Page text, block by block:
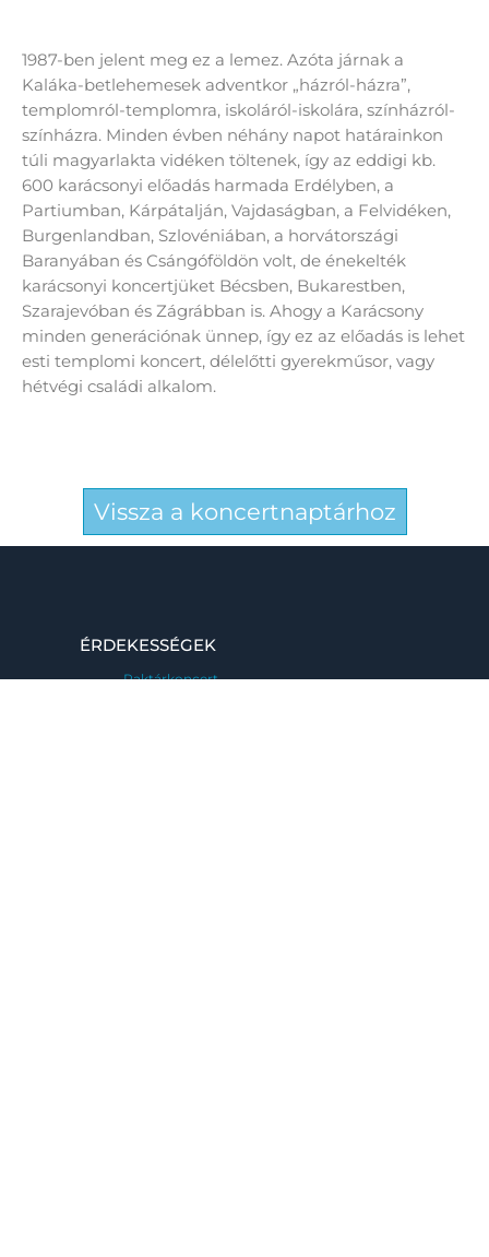
1987-ben jelent meg ez a lemez. Azóta járnak a
Kaláka-betlehemesek adventkor „házról-házra”,
templomról-templomra, iskoláról-iskolára, színházról-
színházra. Minden évben néhány napot határainkon
túli magyarlakta vidéken töltenek, így az eddigi kb.
600 karácsonyi előadás harmada Erdélyben, a
Partiumban, Kárpátalján, Vajdaságban, a Felvidéken,
Burgenlandban, Szlovéniában, a horvátországi
Baranyában és Csángóföldön volt, de énekelték
karácsonyi koncertjüket Bécsben, Bukarestben,
Szarajevóban és Zágrábban is. Ahogy a Karácsony
minden generációnak ünnep, így ez az előadás is lehet
esti templomi koncert, délelőtti gyerekműsor, vagy
hétvégi családi alkalom.
Vissza a koncertnaptárhoz
ÉRDEKESSÉGEK
Raktárkoncert